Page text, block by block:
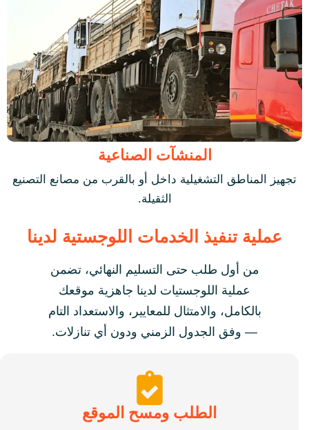
المنشآت الصناعية
تجهيز المناطق التشغيلية داخل أو بالقرب من مصانع التصنيع
الثقيلة.
عملية تنفيذ الخدمات اللوجستية لدينا
من أول طلب حتى التسليم النهائي، تضمن
عملية اللوجستيات لدينا جاهزية موقعك
بالكامل، والامتثال للمعايير، والاستعداد التام
— وفق الجدول الزمني ودون أي تنازلات.
الطلب ومسح الموقع